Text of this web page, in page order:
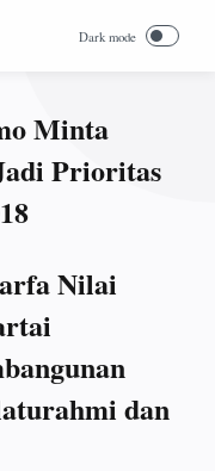
Minta
Prioritas
Nilai
dan